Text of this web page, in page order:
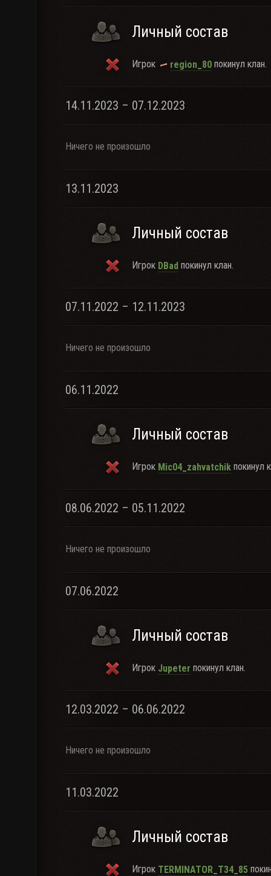
Личный состав
Игрок region_80 покинул клан.
14.11.2023 – 07.12.2023
Ничего не произошло
13.11.2023
Личный состав
Игрок DBad покинул клан.
07.11.2022 – 12.11.2023
Ничего не произошло
06.11.2022
Личный состав
Игрок Mic04_zahvatchik покинул
08.06.2022 – 05.11.2022
Ничего не произошло
07.06.2022
Личный состав
Игрок Jupeter покинул клан.
12.03.2022 – 06.06.2022
Ничего не произошло
11.03.2022
Личный состав
Игрок TERMINATOR_T34_85